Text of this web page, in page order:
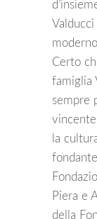
Certo
famiglia
sempre
la
Piera e
della